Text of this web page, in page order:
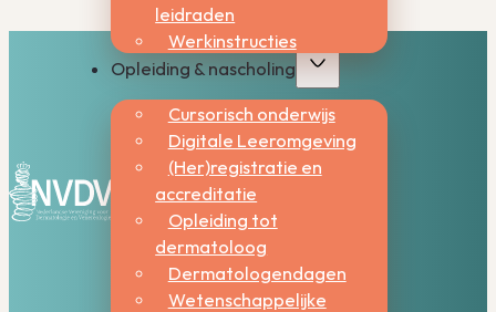
leidraden
Werkinstructies
Opleiding & nascholing
Cursorisch onderwijs
Digitale Leeromgeving
(Her)registratie en
accreditatie
Opleiding tot
dermatoloog
Dermatologendagen
Wetenschappelijke